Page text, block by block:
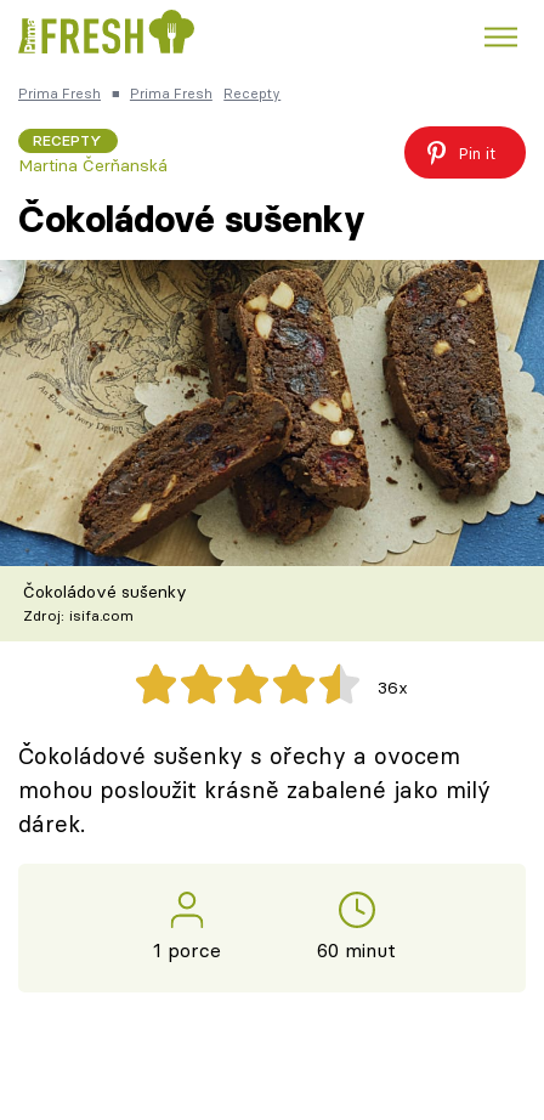
Česká kuchyně
Témata
Recepty
Články
TV Program
Škola vaření
Recepty z TV
Speciál: Cuketa
Těhotnej kuchař
Sledujte prima+
Prima Fresh ■ Prima Fresh Recepty
RECEPTY
Martina Čerňanská
Pin it
Čokoládové sušenky
Čokoládové sušenky
Zdroj: isifa.com
36x
Čokoládové sušenky s ořechy a ovocem
mohou posloužit krásně zabalené jako milý
dárek.
1 porce 60 minut